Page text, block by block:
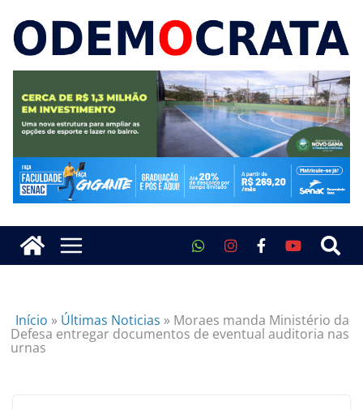
Início » Últimas Noticias » Moraes manda Ministério da
Defesa entregar documentos de eventual auditoria nas
urnas